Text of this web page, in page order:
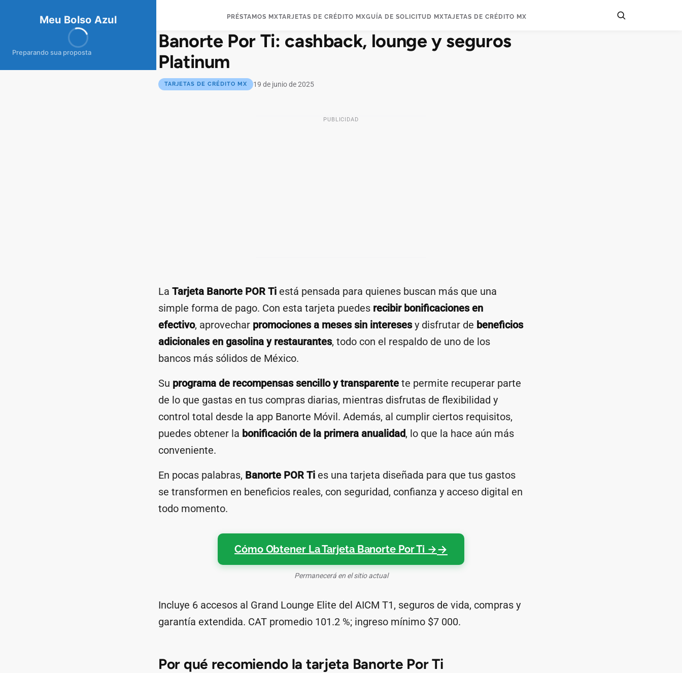
Meu Bolso Azul
Preparando sua proposta
meubolsoAz PRÉSTAMOS MXTARJETAS DE CRÉDITO MXGUÍA DE SOLICITUD MXTAJETAS DE CRÉDITO MX
Banorte Por Ti: cashback, lounge y seguros
Platinum
TARJETAS DE CRÉDITO MX 19 de junio de 2025
PUBLICIDAD
La Tarjeta Banorte POR Ti está pensada para quienes buscan más que una
simple forma de pago. Con esta tarjeta puedes recibir bonificaciones en
efectivo, aprovechar promociones a meses sin interesesy disfrutar de beneficios
adicionales en gasolina y restaurantes, todo con el respaldo de uno de los
bancos más sólidos de México.
Su programa de recompensas sencillo y transparente te permite recuperar parte
de lo que gastas en tus compras diarias, mientras disfrutas de flexibilidad y
control total desde la app Banorte Móvil. Además, al cumplir ciertos requisitos,
puedes obtener la bonificación de la primera anualidad, lo que la hace aún más
conveniente.
En pocas palabras, Banorte POR Ti es una tarjeta diseñada para que tus gastos
se transformen en beneficios reales, con seguridad, confianza y acceso digital en
todo momento.
Cómo Obtener La Tarjeta Banorte Por Ti →
Permanecerá en el sitio actual
Incluye 6 accesos al Grand Lounge Elite del AICM T1, seguros de vida, compras y
garantía extendida. CAT promedio 101.2 %; ingreso mínimo $7 000.
Por qué recomiendo la tarjeta Banorte Por Ti